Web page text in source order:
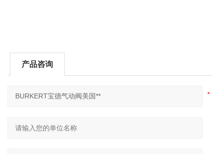
产品咨询